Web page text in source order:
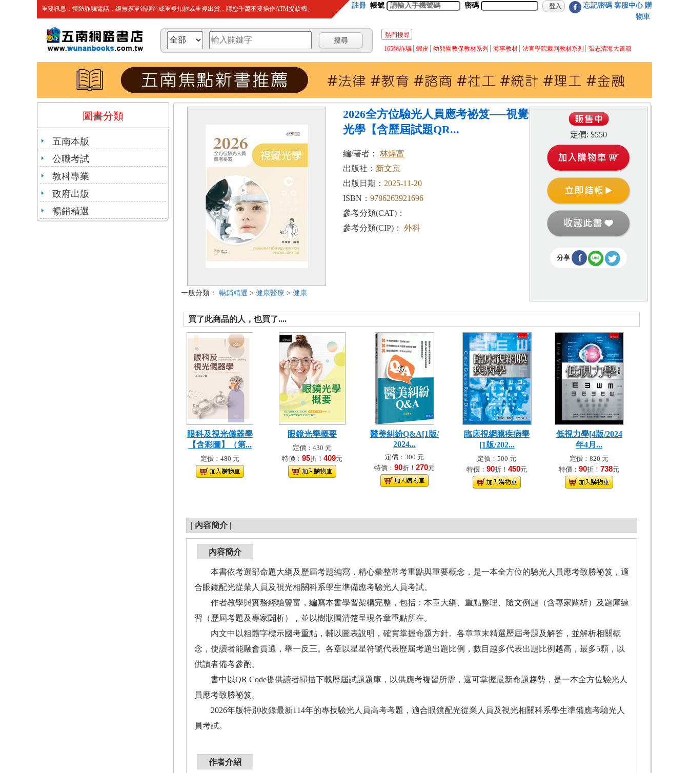
重要訊息：慎防詐騙電話，絕無簽單錯誤造成重複扣款或重複出貨，請您千萬不要操作ATM提款機。 註冊 帳號 密碼 f 忘記密碼 客服中心 購
物車
熱門搜尋
165防詐騙
蝦皮 幼兒園教保教材系列 海事教材 法官學院裁判教材系列 張志清海大書籍
圖書分類
五南本版
公職考試
教科專業
政府出版
暢銷精選
一般分類： 暢銷精選 > 健康醫療 > 健康
2026全方位驗光人員應考祕笈──視覺
光學【含歷屆試題QR...
編/著者： 林煒富
出版社： 新文京
出版日期： 2025-11-20
ISBN： 9786263921696
參考分類(CAT)：
參考分類(CIP)：
外科
定價: $550
分享 f
買了此商品的人，也買了....
眼科及視光儀器學
【含彩圖】（第...
定價：480 元
眼鏡光學概要
定價：430 元
特價： 95折！ 409元
醫美糾紛Q&A[1版/
2024...
定價：300 元
特價： 90折！ 270元
臨床視網膜疾病學
[1版/202...
定價：500 元
特價： 90折！ 450元
低視力學[4版/2024
年4月...
定價：820 元
特價： 90折！ 738元
| 內容簡介 |
內容簡介
本書依考選部命題大綱及歷屆考題編寫，精心彙整常考重點與重要概念，是一本全方位的驗光人員應考致勝祕笈，適
合眼鏡配光從業人員及視光相關科系學生準備應考驗光人員考試。
作者教學與實務經驗豐富，編寫本書學習架構完整，包括：本章大綱、重點整理、隨文例題（含專家闢析）及題庫練
習（歷屆考題及專家闢析），並以樹狀圖清楚呈現各章重點所在。
內文中以粗體字標示國考重點，輔以圖表說明，確實掌握命題方針。各章章末精選歷屆考題及解答，並解析相關概
念，使讀者能融會貫通，舉一反三。各章以星星符號代表歷屆考題出題比例，數目越多代表出題比例越高，最多5顆，以
供讀者備考參酌。
書中以QR Code提供讀者掃描下載歷屆試題題庫，以供應考複習所需，還可掌握最新命題趨勢，是一本全方位驗光人
員應考致勝祕笈。
2026年版特別收錄最新114年的專技驗光人員高考考題，適合眼鏡配光從業人員及視光相關科系學生準備應考驗光人
員考試。
作者介紹